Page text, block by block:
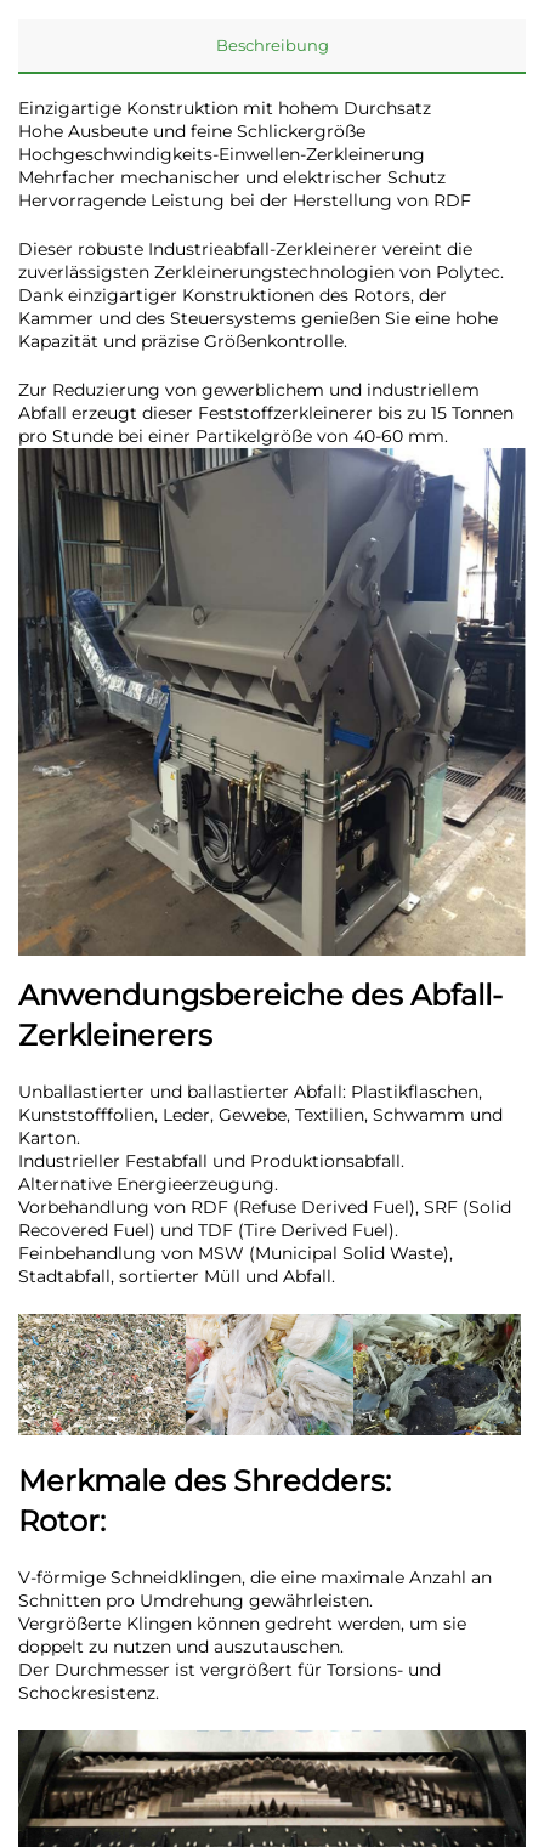
Beschreibung
Einzigartige Konstruktion mit hohem Durchsatz
Hohe Ausbeute und feine Schlickergröße
Hochgeschwindigkeits-Einwellen-Zerkleinerung
Mehrfacher mechanischer und elektrischer Schutz
Hervorragende Leistung bei der Herstellung von RDF
Dieser robuste Industrieabfall-Zerkleinerer vereint die
zuverlässigsten Zerkleinerungstechnologien von Polytec.
Dank einzigartiger Konstruktionen des Rotors, der
Kammer und des Steuersystems genießen Sie eine hohe
Kapazität und präzise Größenkontrolle.
Zur Reduzierung von gewerblichem und industriellem
Abfall erzeugt dieser Feststoffzerkleinerer bis zu 15 Tonnen
pro Stunde bei einer Partikelgröße von 40-60 mm.
Anwendungsbereiche des Abfall-
Zerkleinerers
Unballastierter und ballastierter Abfall: Plastikflaschen,
Kunststofffolien, Leder, Gewebe, Textilien, Schwamm und
Karton.
Industrieller Festabfall und Produktionsabfall.
Alternative Energieerzeugung.
Vorbehandlung von RDF (Refuse Derived Fuel), SRF (Solid
Recovered Fuel) und TDF (Tire Derived Fuel).
Feinbehandlung von MSW (Municipal Solid Waste),
Stadtabfall, sortierter Müll und Abfall.
Merkmale des Shredders:
Rotor:
V-förmige Schneidklingen, die eine maximale Anzahl an
Schnitten pro Umdrehung gewährleisten.
Vergrößerte Klingen können gedreht werden, um sie
doppelt zu nutzen und auszutauschen.
Der Durchmesser ist vergrößert für Torsions- und
Schockresistenz.